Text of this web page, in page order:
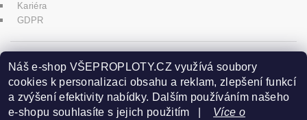
Kariéra
GDPR
icons8.com
Praha - Herink
Náš e-shop VŠEPROPLOTY.CZ využívá soubory
cookies k personalizaci obsahu a reklam, zlepšení funkcí
a zvýšení efektivity nabídky. Dalším používáním našeho
e-shopu souhlasíte s jejich použitím | Více o